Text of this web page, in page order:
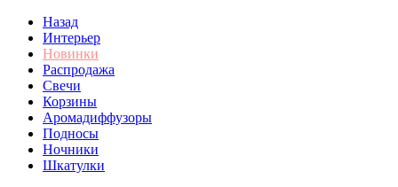
Назад
Интерьер
Новинки
Распродажа
Свечи
Корзины
Аромадиффузоры
Подносы
Ночники
Шкатулки